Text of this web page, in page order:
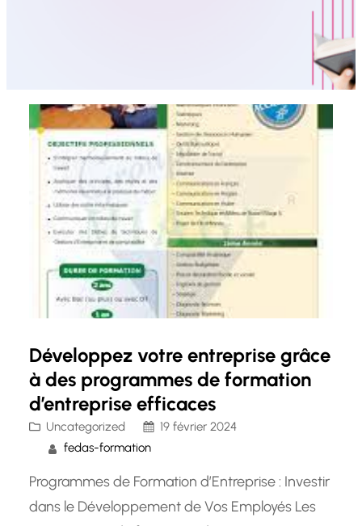
Développez votre entreprise grâce
à des programmes de formation
d’entreprise efficaces
Uncategorized
19 février 2024
fedas-formation
Programmes de Formation d’Entreprise : Investir
dans le Développement de Vos Employés Les